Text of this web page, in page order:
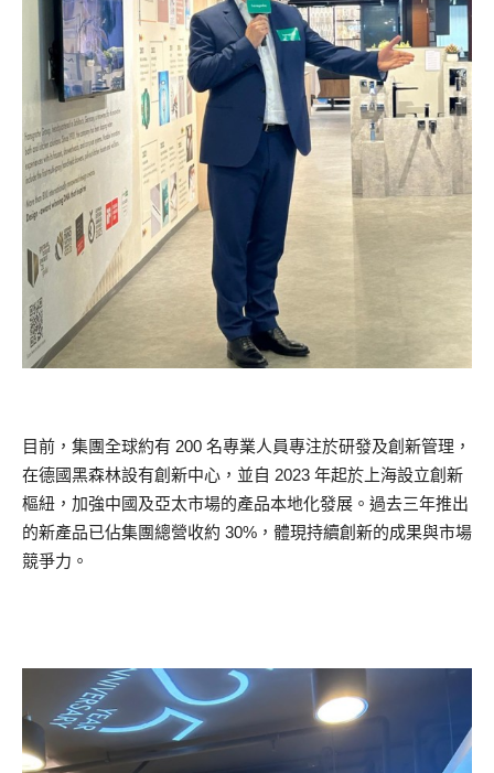
目前，集團全球約有 200 名專業人員專注於研發及創新管理，
在德國黑森林設有創新中心，並自 2023 年起於上海設立創新
樞紐，加強中國及亞太市場的產品本地化發展。過去三年推出
的新產品已佔集團總營收約 30%，體現持續創新的成果與市場
競爭力。